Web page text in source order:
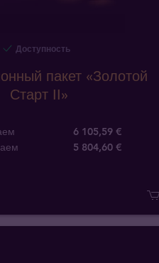
Доступность
пакет «Золотой
Старт II»
6 105,59 €
5 804,60 €